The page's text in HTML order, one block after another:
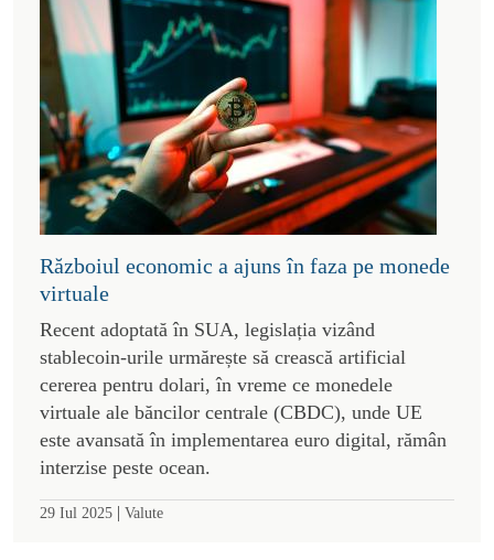
Războiul economic a ajuns în faza pe monede
virtuale
Recent adoptată în SUA, legislația vizând
stablecoin-urile urmărește să crească artificial
cererea pentru dolari, în vreme ce monedele
virtuale ale băncilor centrale (CBDC), unde UE
este avansată în implementarea euro digital, rămân
interzise peste ocean.
29 Iul 2025 | Valute